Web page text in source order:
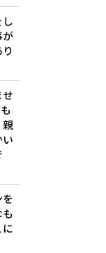
が
親